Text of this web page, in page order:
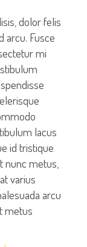
dolor felis
arcu. Fusce
mi
lacus
id tristique
nunc metus,
varius
arcu
metus